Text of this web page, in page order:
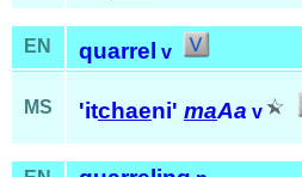
EN quarrel v
MS 'itchaeni' maAa v